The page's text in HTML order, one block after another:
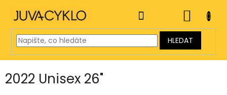
obsah
HLEDAT
KOŠÍK
2022 Unisex 26"